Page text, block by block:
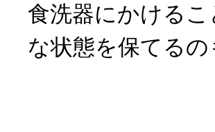
食洗器にかける
な状態を保てる